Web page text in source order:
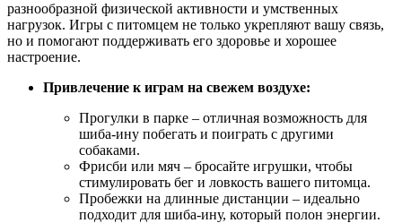
разнообразной физической активности и умственных
нагрузок. Игры с питомцем не только укрепляют вашу связь,
но и помогают поддерживать его здоровье и хорошее
настроение.
Привлечение к играм на свежем воздухе:
Прогулки в парке – отличная возможность для
шиба-ину побегать и поиграть с другими
собаками.
Фрисби или мяч – бросайте игрушки, чтобы
стимулировать бег и ловкость вашего питомца.
Пробежки на длинные дистанции – идеально
подходит для шиба-ину, который полон энергии.